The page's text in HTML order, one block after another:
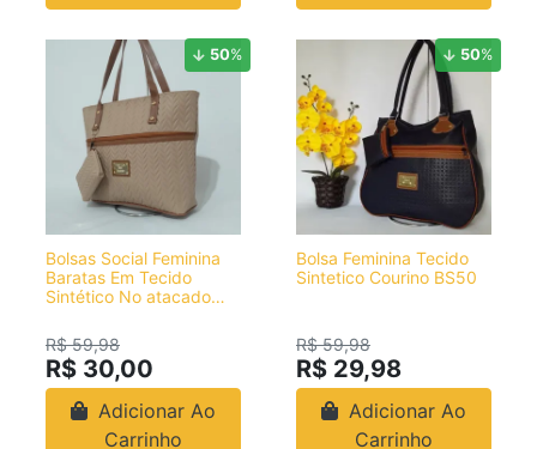
50%
Bolsas Social Feminina
Baratas Em Tecido
Sintético No atacado
R$ 59,98
R$ 30,00
Adicionar Ao
Carrinho
50%
Bolsa Feminina Tecido
Sintetico Courino BS50
R$ 59,98
R$ 29,98
Adicionar Ao
Carrinho